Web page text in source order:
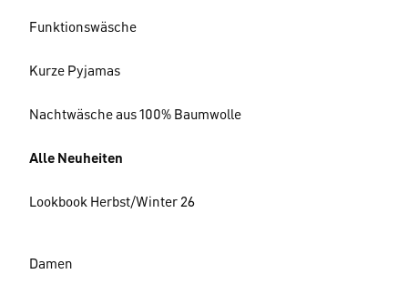
Funktionswäsche
Kurze Pyjamas
Nachtwäsche aus 100% Baumwolle
Alle Neuheiten
Lookbook Herbst/Winter 26
Damen